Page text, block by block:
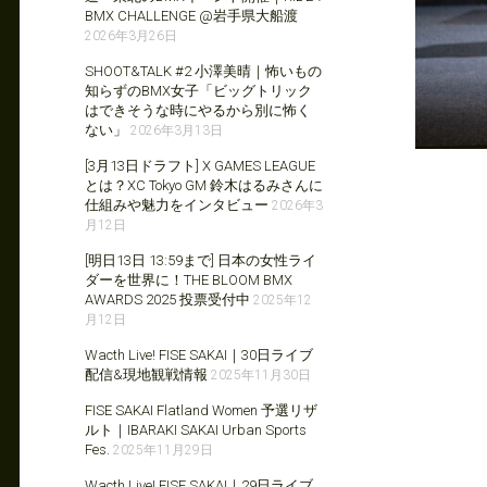
BMX CHALLENGE @岩手県大船渡
2026年3月26日
SHOOT&TALK #2 小澤美晴｜怖いもの
知らずのBMX女子「ビッグトリック
はできそうな時にやるから別に怖く
ない」
2026年3月13日
[3月13日ドラフト] X GAMES LEAGUE
とは？XC Tokyo GM 鈴木はるみさんに
仕組みや魅力をインタビュー 2026年3
月12日
[明日13日 13:59まで] 日本の女性ライ
ダーを世界に！THE BLOOM BMX
AWARDS 2025 投票受付中 2025年12
月12日
Wacth Live! FISE SAKAI｜30日ライブ
配信&現地観戦情報 2025年11月30日
FISE SAKAI Flatland Women 予選リザ
ルト｜IBARAKI SAKAI Urban Sports
Fes. 2025年11月29日